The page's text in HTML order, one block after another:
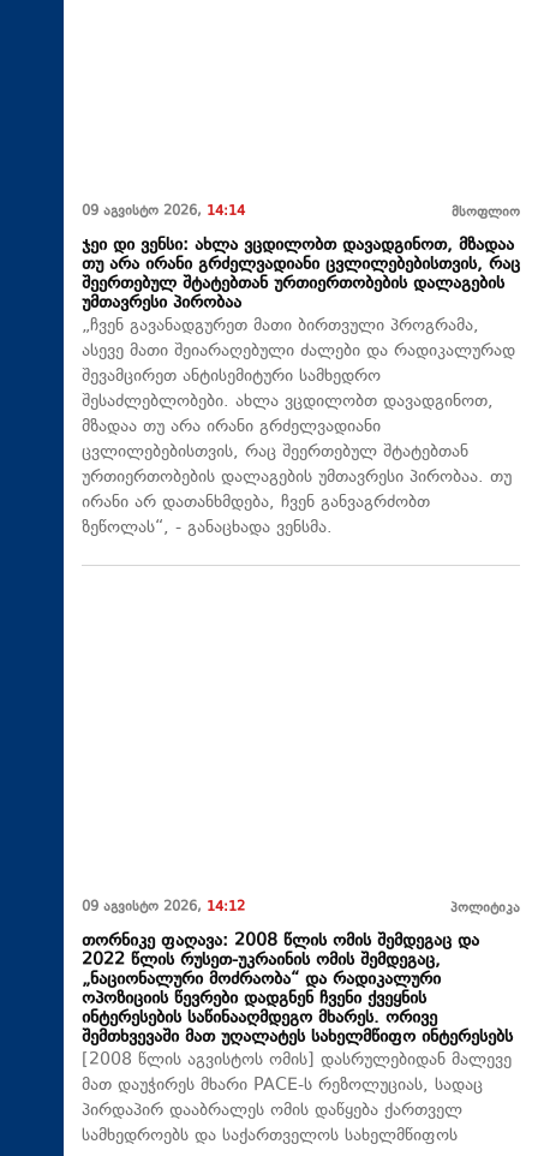
09 აგვისტო 2026, 14:14 მსოფლიო
ჯეი დი ვენსი: ახლა ვცდილობთ დავადგინოთ, მზადაა
თუ არა ირანი გრძელვადიანი ცვლილებებისთვის, რაც
შეერთებულ შტატებთან ურთიერთობების დალაგების
უმთავრესი პირობაა
„ჩვენ გავანადგურეთ მათი ბირთვული პროგრამა,
ასევე მათი შეიარაღებული ძალები და რადიკალურად
შევამცირეთ ანტისემიტური სამხედრო
შესაძლებლობები. ახლა ვცდილობთ დავადგინოთ,
მზადაა თუ არა ირანი გრძელვადიანი
ცვლილებებისთვის, რაც შეერთებულ შტატებთან
ურთიერთობების დალაგების უმთავრესი პირობაა. თუ
ირანი არ დათანხმდება, ჩვენ განვაგრძობთ
ზეწოლას“, - განაცხადა ვენსმა.
09 აგვისტო 2026, 14:12 პოლიტიკა
თორნიკე ფაღავა: 2008 წლის ომის შემდეგაც და
2022 წლის რუსეთ-უკრაინის ომის შემდეგაც,
„ნაციონალური მოძრაობა“ და რადიკალური
ოპოზიციის წევრები დადგნენ ჩვენი ქვეყნის
ინტერესების საწინააღმდეგო მხარეს. ორივე
შემთხვევაში მათ უღალატეს სახელმწიფო ინტერესებს
[2008 წლის აგვისტოს ომის] დასრულებიდან მალევე
მათ დაუჭირეს მხარი PACE-ს რეზოლუციას, სადაც
პირდაპირ დააბრალეს ომის დაწყება ქართველ
სამხედროებს და საქართველოს სახელმწიფოს